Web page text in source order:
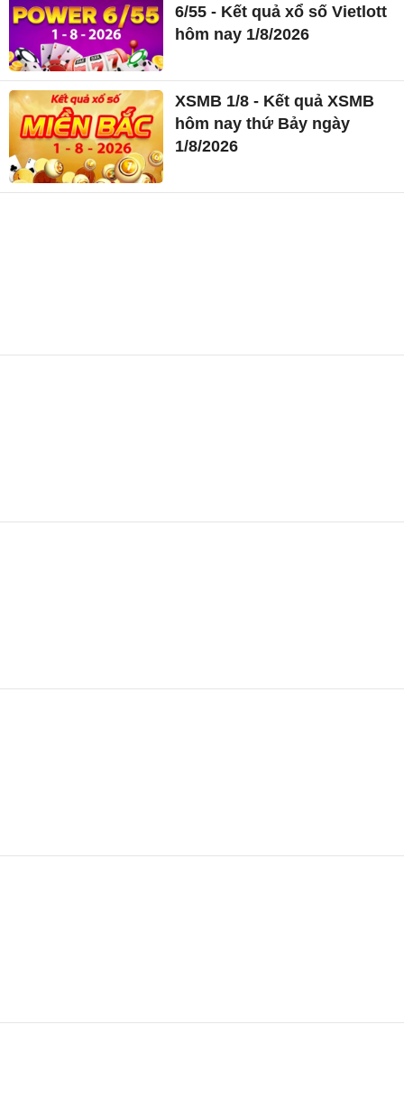
6/55 - Kết quả xổ số Vietlott
hôm nay 1/8/2026
XSMB 1/8 - Kết quả XSMB
hôm nay thứ Bảy ngày
1/8/2026